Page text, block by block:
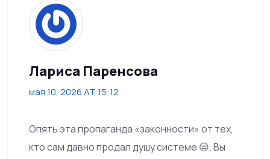
Лариса Паренсова
мая 10, 2026 AT 15:12
Опять эта пропаганда «законности» от тех,
кто сам давно продал душу системе 😒. Вы